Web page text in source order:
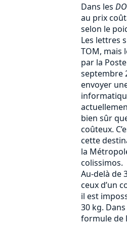
Dans les
au prix
selon le
Les lettres
TOM, mais
par la
septembre
envoyer
bien sûr
coûteux.
cette
la
colissimos.
Au-delà de
ceux d’un
il est
30 kg.
formule de